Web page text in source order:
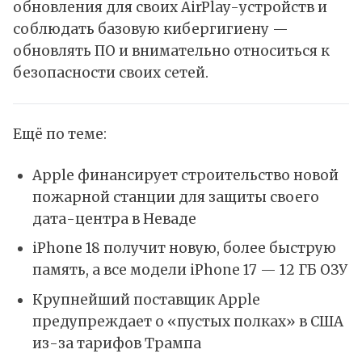
обновления для своих AirPlay-устройств и
соблюдать базовую кибергигиену —
обновлять ПО и внимательно относиться к
безопасности своих сетей.
Ещё по теме:
Apple финансирует строительство новой
пожарной станции для защиты своего
дата-центра в Неваде
iPhone 18 получит новую, более быструю
память, а все модели iPhone 17 — 12 ГБ ОЗУ
Крупнейший поставщик Apple
предупреждает о «пустых полках» в США
из-за тарифов Трампа